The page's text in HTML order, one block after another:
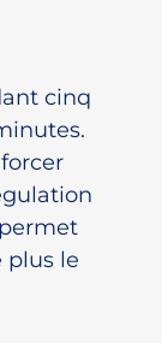
cinq
plus le